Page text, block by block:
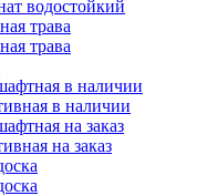
водостойкий
трава
трава
в наличии
в наличии
на заказ
на заказ